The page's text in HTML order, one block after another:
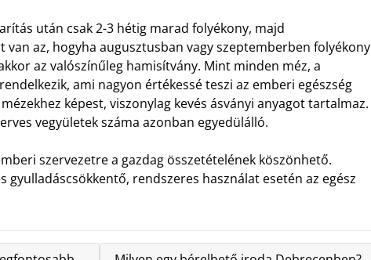
után csak 2-3 hétig marad folyékony, majd
van az, hogyha augusztusban vagy szeptemberben folyékony
az valószínűleg hamisítvány. Mint minden méz, a
ami nagyon értékessé teszi az emberi egészség
képest, viszonylag kevés ásványi anyagot tartalmaz.
vegyületek száma azonban egyedülálló.
szervezetre a gazdag összetételének köszönhető.
rendszeres használat esetén az egész